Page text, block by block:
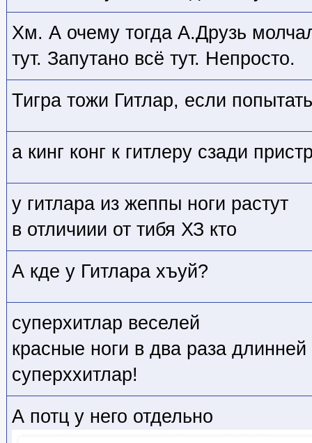
Хм. А очему тогда А.Друзь
тут. Запутано всё тут. Непросто.
Тигра тожи Гитлар, если
а кинг конг к гитлеру сзади
у гитлара из жеппы ноги растут
в отличиии от тибя ХЗ кто
А кде у Гитлара хъуй?
суперхитлар веселей
красные ноги в два раза длинней
суперххитлар!
А потц у него отдельно